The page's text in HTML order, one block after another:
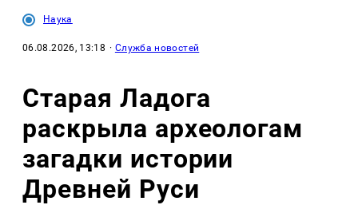
Наука
06.08.2026, 13:18 · Служба новостей
Старая Ладога
раскрыла археологам
загадки истории
Древней Руси